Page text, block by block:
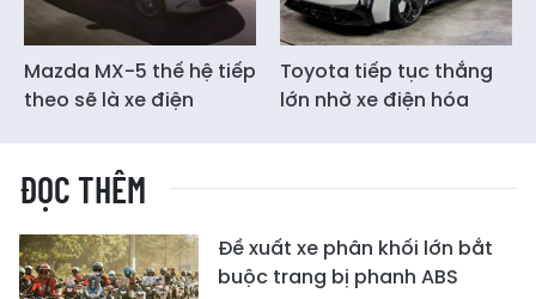
Mazda MX-5 thế hệ tiếp
theo sẽ là xe điện
Toyota tiếp tục thắng
lớn nhờ xe điện hóa
ĐỌC THÊM
Đề xuất xe phân khối lớn bắt
buộc trang bị phanh ABS